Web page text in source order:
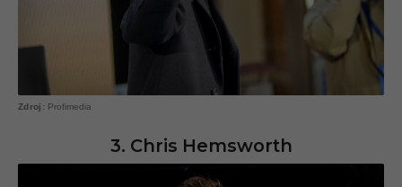
Profimedia
3. Chris Hemsworth